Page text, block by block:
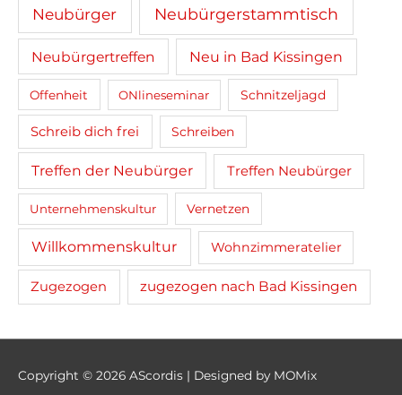
Neubürger Neubürgerstammtisch
Neubürgertreffen Neu in Bad Kissingen
Offenheit ONlineseminar Schnitzeljagd
Schreib dich frei Schreiben
Treffen der Neubürger Treffen Neubürger
Unternehmenskultur Vernetzen
Willkommenskultur Wohnzimmeratelier
Zugezogen zugezogen nach Bad Kissingen
Copyright © 2026 AScordis | Designed by MOMix